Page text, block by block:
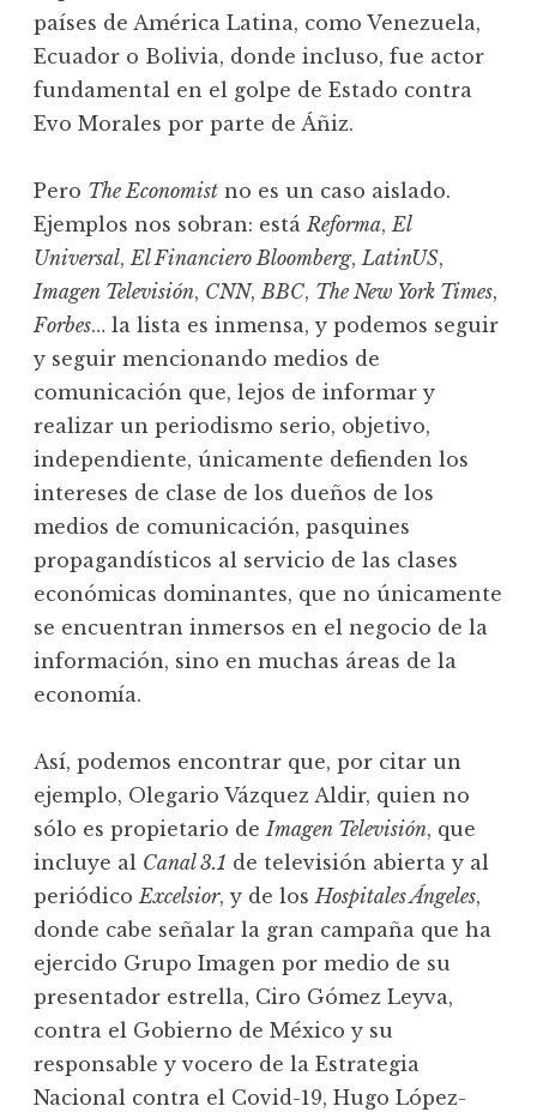
países de América Latina, como Venezuela,
Ecuador o Bolivia, donde incluso, fue actor
fundamental en el golpe de Estado contra
Evo Morales por parte de Áñiz.
Pero The Economist no es un caso aislado.
Ejemplos nos sobran: estáReforma,El
Universal,El Financiero Bloomberg,LatinUS,
Imagen Televisión, CNN,BBC, The New York Times,
Forbes… la lista es inmensa, y podemos seguir
y seguir mencionando medios de
comunicación que, lejos de informar y
realizar un periodismo serio, objetivo,
independiente, únicamente defienden los
intereses de clase de los dueños de los
medios de comunicación, pasquines
propagandísticos al servicio de las clases
económicas dominantes, que no únicamente
se encuentran inmersos en el negocio de la
información, sino en muchas áreas de la
economía.
Así, podemos encontrar que, por citar un
ejemplo, Olegario Vázquez Aldir, quien no
sólo es propietario deImagen Televisión, que
incluye al Canal 3.1 de televisión abierta y al
periódicoExcelsior, y de losHospitales Ángeles,
donde cabe señalar la gran campaña que ha
ejercido Grupo Imagen por medio de su
presentador estrella, Ciro Gómez Leyva,
contra el Gobierno de México y su
responsable y vocero de la Estrategia
Nacional contra el Covid-19, Hugo López-